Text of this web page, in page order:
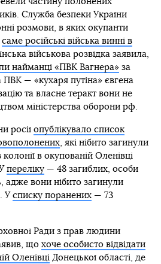
Служба безпеки України
розмови, в яких окупанти
саме російські війська винні в
військова розвідка заявила,
найманці «ПВК Вагнера»за
ПВК — «кухаря путіна» євгена
та власне теракт вони не
міністерства оборони рф.
росії опублікувало список
, які нібито загинули
в окупованій Оленівці
переліку— 48 загиблих, особи
адже вони нібито загинули
У списку поранених— 73
Ради з прав людини
що хоче особисто відвідати
ОленівціДонецької області, де